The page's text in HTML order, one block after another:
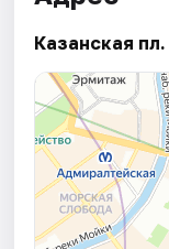
Казанская пл.